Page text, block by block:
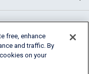
free, enhance
and traffic. By
on your